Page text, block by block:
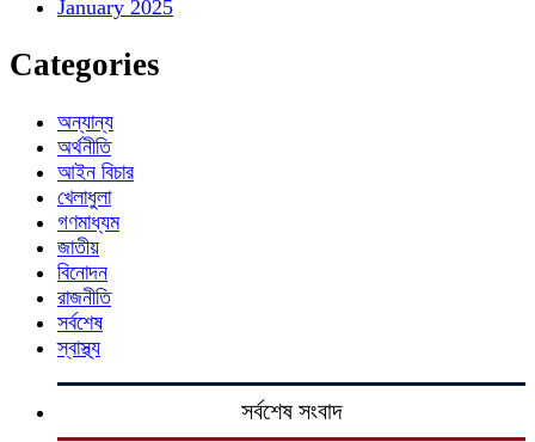
January 2025
Categories
অন্যান্য
অর্থনীতি
আইন বিচার
খেলাধুলা
গণমাধ্যম
জাতীয়
বিনোদন
রাজনীতি
সর্বশেষ
স্বাস্থ্য
সর্বশেষ সংবাদ